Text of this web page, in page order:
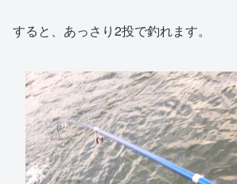
すると、あっさり2投で釣れます。